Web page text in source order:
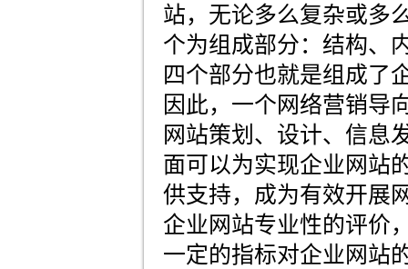
站，无论多么复杂或多
个为组成部分：结构、
四个部分也就是组成了
因此，一个网络营销导
网站策划、设计、信息
面可以为实现企业网站
供支持，成为有效开展
企业网站专业性的评价
一定的指标对企业网站